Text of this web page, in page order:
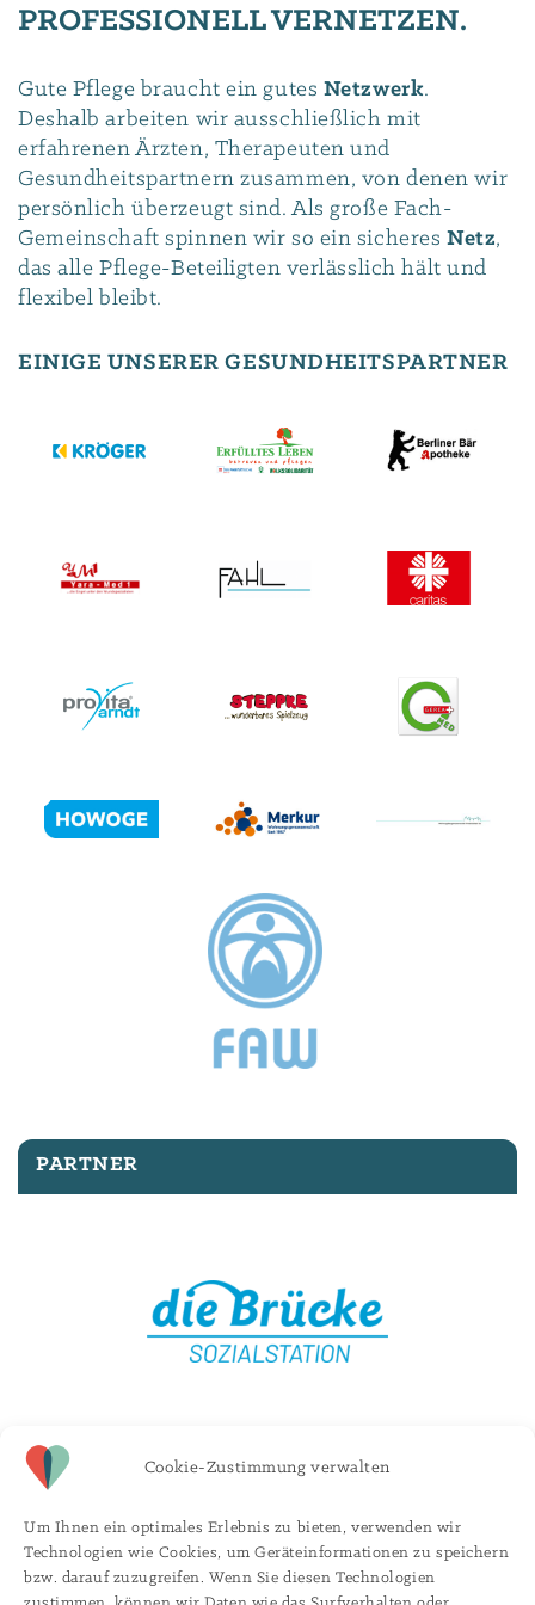
Cookie-Zustimmung verwalten
Um Ihnen ein optimales Erlebnis zu bieten, verwenden wir
Technologien wie Cookies, um Geräteinformationen zu speichern
bzw. darauf zuzugreifen. Wenn Sie diesen Technologien
PROFESSIONELL VERNETZEN.
Gute Pflege braucht ein gutes Netzwerk.
Deshalb arbeiten wir ausschließlich mit
erfahrenen Ärzten, Therapeuten und
Gesundheitspartnern zusammen, von denen wir
persönlich überzeugt sind. Als große Fach-
Gemeinschaft spinnen wir so ein sicheres Netz,
das alle Pflege-Beteiligten verlässlich hält und
flexibel bleibt.
EINIGE UNSERER GESUNDHEITSPARTNER
PARTNER